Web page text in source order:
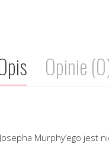
Opinie
Murphy’ego jest